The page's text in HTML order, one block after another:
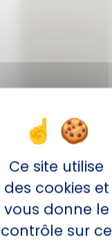
Ce site utilise
des cookies et
vous donne le
contrôle sur ce